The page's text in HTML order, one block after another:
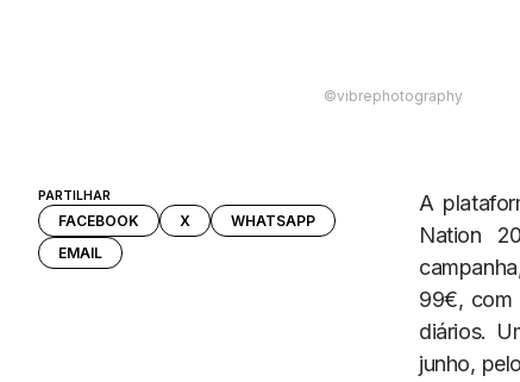
©vibrephotography
PARTILHAR
FACEBOOK X
WHATSAPP
EMAIL
A
Nation
99€, com
diários.
junho,